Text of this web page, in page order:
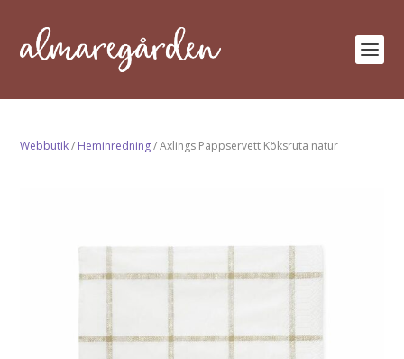
Webbutik/ Heminredning/ Axlings Pappservett Köksruta natur